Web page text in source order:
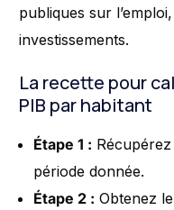
publiques sur
investissements.
La recette pour
PIB par habitant
Étape 1 :
période donnée.
Étape 2 : Obtenez